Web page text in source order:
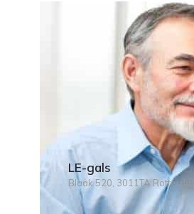
LE-gals
Blaak 520, 3011TA Rotterdam